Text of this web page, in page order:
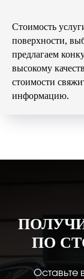
Стоимость
поверхности,
предлагаем
высокому
стоимости
информацию.
ПО
Оставьте